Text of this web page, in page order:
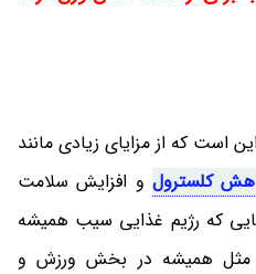
است که از مزایای زیادی مانند
کلسترولو افزایش سلامت
که رژیم غذایی سیب همیشه
مثل همیشه در بخش ورزش و